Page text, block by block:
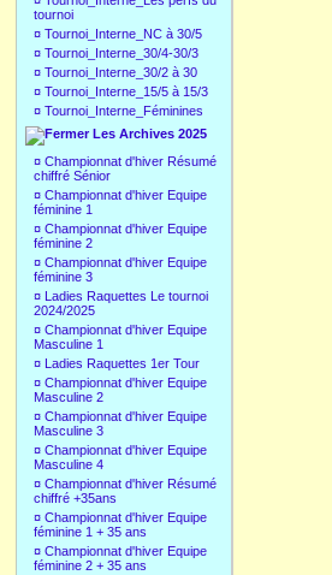
tournoi
¤ Tournoi_Interne_NC à 30/5
¤ Tournoi_Interne_30/4-30/3
¤ Tournoi_Interne_30/2 à 30
¤ Tournoi_Interne_15/5 à 15/3
¤ Tournoi_Interne_Féminines
Les Archives 2025
¤ Championnat d'hiver Résumé
chiffré Sénior
¤ Championnat d'hiver Equipe
féminine 1
¤ Championnat d'hiver Equipe
féminine 2
¤ Championnat d'hiver Equipe
féminine 3
¤ Ladies Raquettes Le tournoi
2024/2025
¤ Championnat d'hiver Equipe
Masculine 1
¤ Ladies Raquettes 1er Tour
¤ Championnat d'hiver Equipe
Masculine 2
¤ Championnat d'hiver Equipe
Masculine 3
¤ Championnat d'hiver Equipe
Masculine 4
¤ Championnat d'hiver Résumé
chiffré +35ans
¤ Championnat d'hiver Equipe
féminine 1 + 35 ans
¤ Championnat d'hiver Equipe
féminine 2 + 35 ans